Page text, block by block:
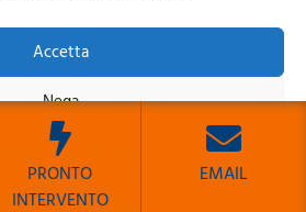
Accetta
Nega
le preferenze
PolicyPrivacy Policy
Impianti Srls P.IVA: 17771951005
CookiePolicy | Mappa del Sito
PRONTO
INTERVENTO
EMAIL